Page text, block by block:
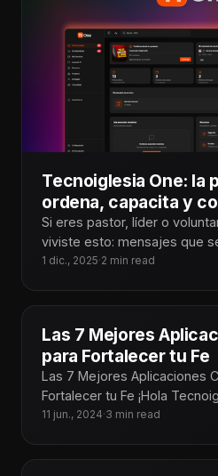
Tecnoiglesia One: la
ordena, capacita y
Si eres pastor, líder o
viviste esto: mensajes que
WhatsApp, personas que no
1 dic., 2025·2 min read
Las 7 Mejores
para Fortalecer tu Fe
Las 7 Mejores Aplicaciones
Fortalecer tu Fe ¡Hola Tecnoiglesiólogo! En esta era
digital, las aplicaciones
11 jun., 2024·3 min read